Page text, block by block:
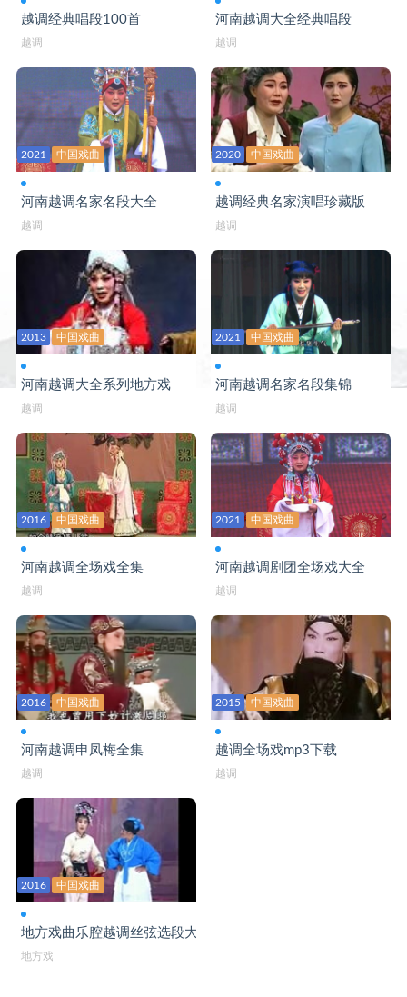
越调经典唱段100首
越调
河南越调大全经典唱段
越调
2021 中国戏曲
河南越调名家名段大全
越调
2020 中国戏曲
越调经典名家演唱珍藏版
越调
2013 中国戏曲
河南越调大全系列地方戏
越调
2021 中国戏曲
河南越调名家名段集锦
越调
2016 中国戏曲
河南越调全场戏全集
越调
2021 中国戏曲
河南越调剧团全场戏大全
越调
2016 中国戏曲
河南越调申凤梅全集
越调
2015 中国戏曲
越调全场戏mp3下载
越调
2016 中国戏曲
地方戏曲乐腔越调丝弦选段大全
地方戏